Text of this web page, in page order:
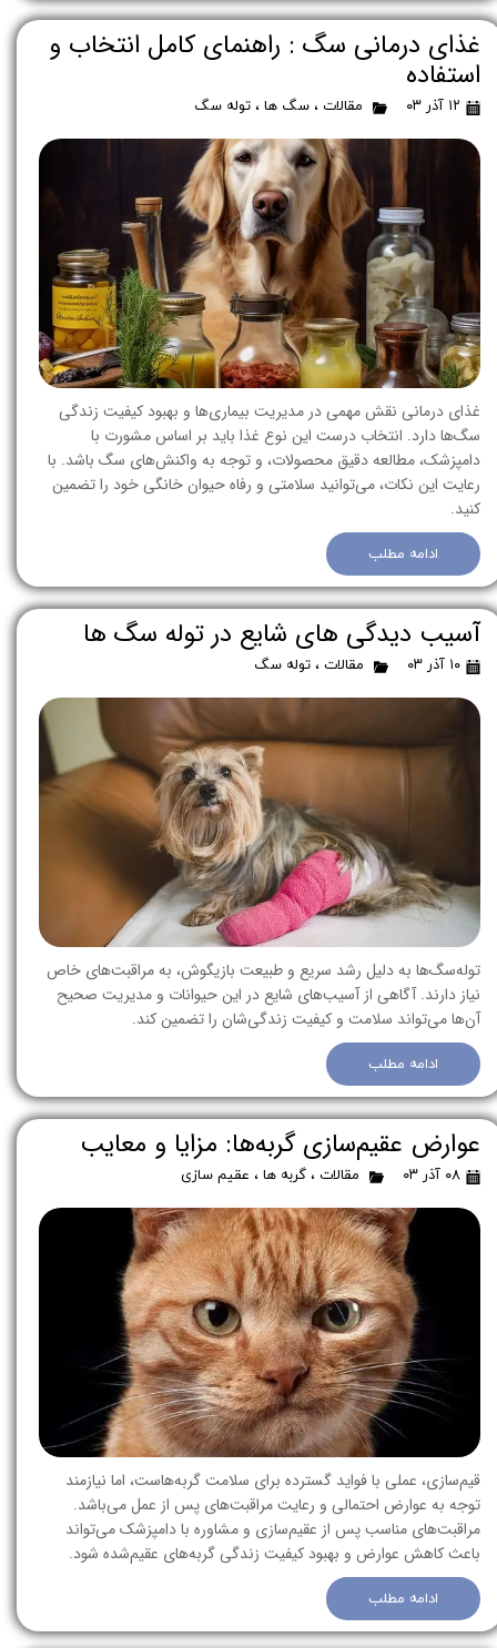
غذای درمانی سگ : راهنمای کامل انتخاب و
استفاده
۱۲ آذر ۰۳ مقالات ، سگ ها ، توله سگ
غذای درمانی نقش مهمی در مدیریت بیماری‌ها و بهبود کیفیت زندگی
سگ‌ها دارد. انتخاب درست این نوع غذا باید بر اساس مشورت با
دامپزشک، مطالعه دقیق محصولات، و توجه به واکنش‌های سگ باشد. با
رعایت این نکات، می‌توانید سلامتی و رفاه حیوان خانگی خود را تضمین
کنید.
ادامه مطلب
آسیب‌ دیدگی‌ های شایع در توله‌ سگ‌ ها
۱۰ آذر ۰۳ مقالات ، توله سگ
توله‌سگ‌ها به دلیل رشد سریع و طبیعت بازیگوش، به مراقبت‌های خاص
نیاز دارند. آگاهی از آسیب‌های شایع در این حیوانات و مدیریت صحیح
آن‌ها می‌تواند سلامت و کیفیت زندگی‌شان را تضمین کند.
ادامه مطلب
عوارض عقیم‌سازی گربه‌ها: مزایا و معایب
۰۸ آذر ۰۳ مقالات ، گربه ها ، عقیم سازی
قیم‌سازی، عملی با فواید گسترده برای سلامت گربه‌هاست، اما نیازمند
توجه به عوارض احتمالی و رعایت مراقبت‌های پس از عمل می‌باشد.
مراقبت‌های مناسب پس از عقیم‌سازی و مشاوره با دامپزشک می‌تواند
باعث کاهش عوارض و بهبود کیفیت زندگی گربه‌های عقیم‌شده شود.
ادامه مطلب